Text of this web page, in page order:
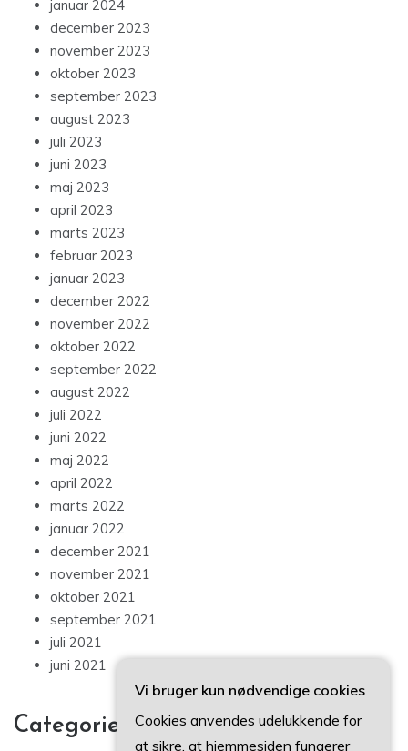
januar 2024
december 2023
november 2023
oktober 2023
september 2023
august 2023
juli 2023
juni 2023
maj 2023
april 2023
marts 2023
februar 2023
januar 2023
december 2022
november 2022
oktober 2022
september 2022
august 2022
juli 2022
juni 2022
maj 2022
april 2022
marts 2022
januar 2022
december 2021
november 2021
oktober 2021
september 2021
juli 2021
juni 2021
Categories
Vi bruger kun nødvendige cookies
Cookies anvendes udelukkende for
at sikre, at hjemmesiden fungerer